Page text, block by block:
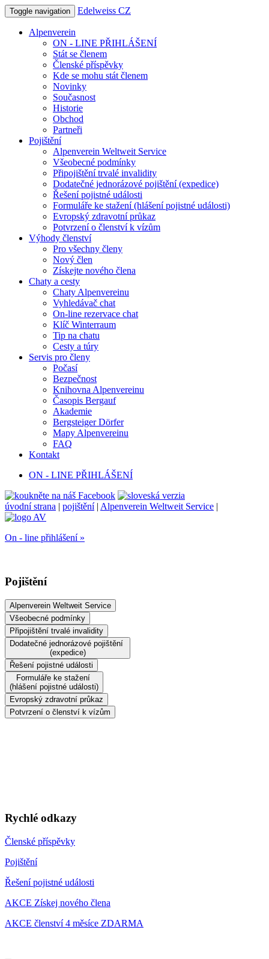
Toggle navigation Edelweiss CZ
Alpenverein
ON - LINE PŘIHLÁŠENÍ
Stát se členem
Členské příspěvky
Kde se mohu stát členem
Novinky
Současnost
Historie
Obchod
Partneři
Pojištění
Alpenverein Weltweit Service
Všeobecné podmínky
Připojištění trvalé invalidity
Dodatečné jednorázové pojištění (expedice)
Řešení pojistné události
Formuláře ke stažení (hlášení pojistné události)
Evropský zdravotní průkaz
Potvrzení o členství k vízům
Výhody členství
Pro všechny členy
Nový člen
Získejte nového člena
Chaty a cesty
Chaty Alpenvereinu
Vyhledávač chat
On-line rezervace chat
Klíč Winterraum
Tip na chatu
Cesty a túry
Servis pro členy
Počasí
Bezpečnost
Knihovna Alpenvereinu
Časopis Bergauf
Akademie
Bergsteiger Dörfer
Mapy Alpenvereinu
FAQ
Kontakt
ON - LINE PŘIHLÁŠENÍ
úvodní strana | pojištění| Alpenverein Weltweit Service |
On - line přihlášení »
Pojištění
Alpenverein Weltweit Service
Všeobecné podmínky
Připojištění trvalé invalidity
Dodatečné jednorázové pojištění
(expedice)
Řešení pojistné události
Formuláře ke stažení
(hlášení pojistné události)
Evropský zdravotní průkaz
Potvrzení o členství k vízům
Rychlé odkazy
Členské příspěvky
Pojištění
Řešení pojistné události
AKCE Získej nového člena
AKCE členství 4 měsíce ZDARMA